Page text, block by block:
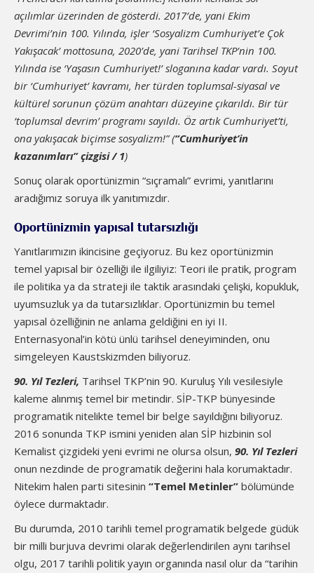
açılımlar üzerinden de gösterdi. 2017’de, yani Ekim
Devrimi’nin 100. Yılında, işler ‘Sosyalizm Cumhuriyet’e Çok
Yakışacak’ mottosuna, 2020’de, yani Tarihsel TKP’nin 100.
Yılında ise ‘Yaşasın Cumhuriyet!’ sloganına kadar vardı. Soyut
bir ‘Cumhuriyet’ kavramı, her türden toplumsal-siyasal ve
kültürel sorunun çözüm anahtarı düzeyine çıkarıldı. Bir tür
‘toplumsal devrim’ programı sayıldı. Öz artık Cumhuriyet’ti,
ona yakışacak biçimse sosyalizm!” (“Cumhuriyet’in
kazanımları” çizgisi / 1)
Sonuç olarak oportünizmin “sıçramalı” evrimi, yanıtlarını
aradığımız soruya ilk yanıtımızdır.
Oportünizmin yapısal tutarsızlığı
Yanıtlarımızın ikincisine geçiyoruz. Bu kez oportünizmin
temel yapısal bir özelliği ile ilgiliyiz: Teori ile pratik, program
ile politika ya da strateji ile taktik arasındaki çelişki, kopukluk,
uyumsuzluk ya da tutarsızlıklar. Oportünizmin bu temel
yapısal özelliğinin ne anlama geldiğini en iyi II.
Enternasyonal’in kötü ünlü tarihsel deneyiminden, onu
simgeleyen Kaustskizmden biliyoruz.
90. Yıl Tezleri, Tarihsel TKP’nin 90. Kuruluş Yılı vesilesiyle
kaleme alınmış temel bir metindir. SİP-TKP bünyesinde
programatik nitelikte temel bir belge sayıldığını biliyoruz.
2016 sonunda TKP ismini yeniden alan SİP hizbinin sol
Kemalist çizgideki yeni evrimi ne olursa olsun, 90. Yıl Tezleri
onun nezdinde de programatik değerini hala korumaktadır.
Nitekim halen parti sitesinin “Temel Metinler” bölümünde
öylece durmaktadır.
Bu durumda, 2010 tarihli temel programatik belgede güdük
bir milli burjuva devrimi olarak değerlendirilen aynı tarihsel
olgu, 2017 tarihli politik yayın organında nasıl olur da “tarihin